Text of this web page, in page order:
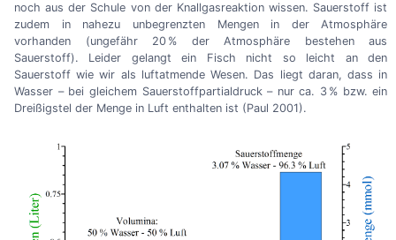
noch aus der Schule von der Knallgasreaktion wissen. Sauerstoff ist
zudem in nahezu unbegrenzten Mengen in der Atmosphäre
vorhanden (ungefähr 20 % der Atmosphäre bestehen aus
Sauerstoff). Leider gelangt ein Fisch nicht so leicht an den
Sauerstoff wie wir als luftatmende Wesen. Das liegt daran, dass in
Wasser –bei gleichem Sauerstoffpartialdruck–nur ca. 3 % bzw. ein
Dreißigstel der Menge in Luft enthalten ist (Paul 2001).